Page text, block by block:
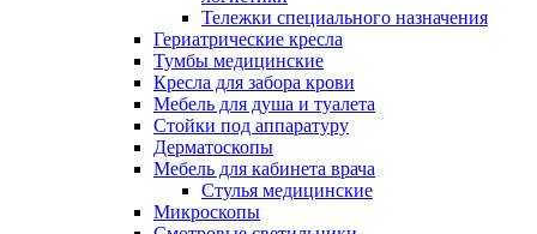
Тележки специального назначения
Гериатрические кресла
Тумбы медицинские
Кресла для забора крови
Мебель для душа и туалета
Стойки под аппаратуру
Дерматоскопы
Мебель для кабинета врача
Стулья медицинские
Микроскопы